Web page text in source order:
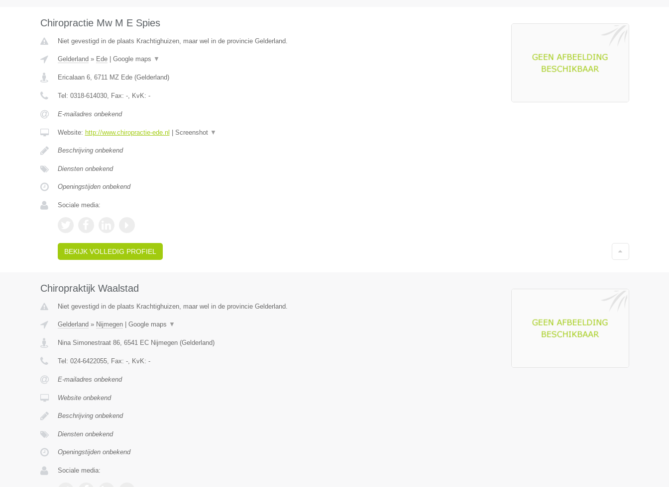
Chiropractie Mw M E Spies
Niet gevestigd in de plaats Krachtighuizen, maar wel in de provincie Gelderland.
Gelderland » Ede| Google maps ▼
Ericalaan 6, 6711 MZ Ede(Gelderland)
Tel: 0318-614030, Fax: -, KvK: -
E-mailadres onbekend
Website: http://www.chiropractie-ede.nl Screenshot ▼
Beschrijving onbekend
Diensten onbekend
Openingstijden onbekend
Sociale media:
BEKIJK VOLLEDIG PROFIEL
Chiropraktijk Waalstad
Niet gevestigd in de plaats Krachtighuizen, maar wel in de provincie Gelderland.
Gelderland » Nijmegen| Google maps ▼
Nina Simonestraat 86, 6541 EC Nijmegen(Gelderland)
Tel: 024-6422055, Fax: -, KvK: -
E-mailadres onbekend
Website onbekend
Beschrijving onbekend
Diensten onbekend
Openingstijden onbekend
Sociale media: